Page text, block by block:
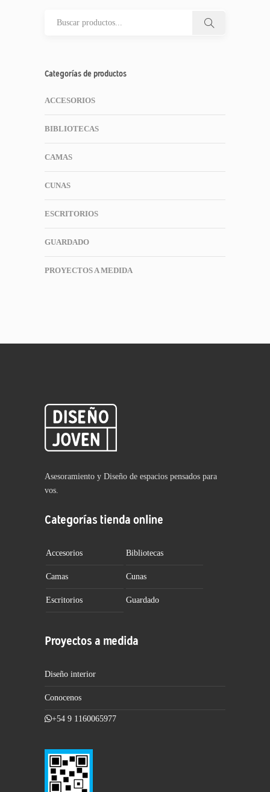
Categorías de productos
ACCESORIOS
BIBLIOTECAS
CAMAS
CUNAS
ESCRITORIOS
GUARDADO
PROYECTOS A MEDIDA
Asesoramiento y Diseño de espacios pensados para
vos.
Categorías tienda online
Accesorios Bibliotecas
Camas Cunas
Escritorios Guardado
Proyectos a medida
Diseño interior
Conocenos
+54 9 1160065977